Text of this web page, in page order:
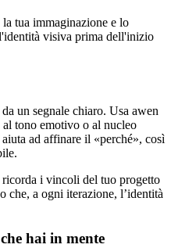
tua immaginazione e lo
visiva prima dell'inizio
un segnale chiaro. Usa awen
al tono emotivo o al nucleo
ad affinare il «perché», così
i vincoli del tuo progetto
che, a ogni iterazione, l’identità
hai in mente